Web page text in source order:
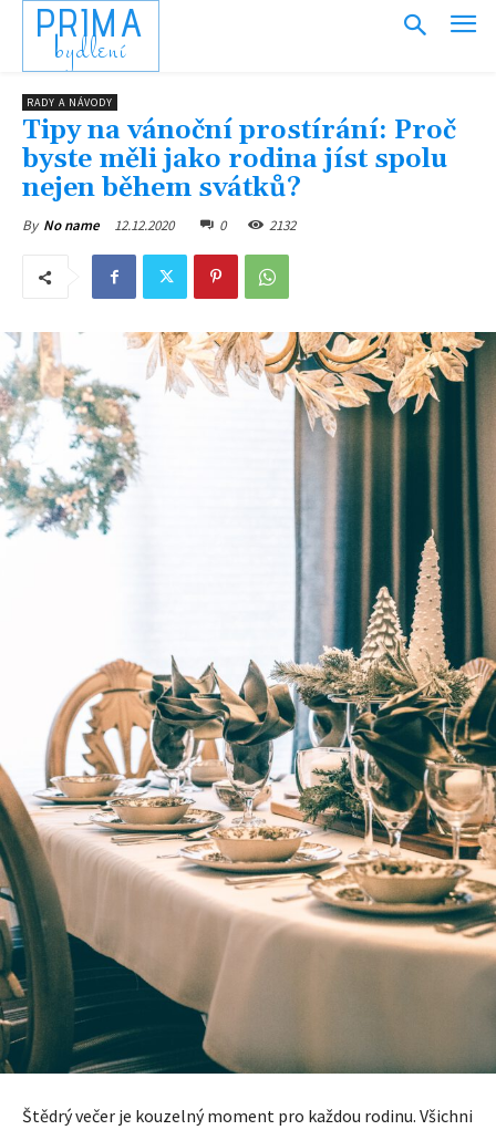
PRIMA
bydlení
RADY A NÁVODY
Tipy na vánoční prostírání: Proč
byste měli jako rodina jíst spolu
nejen během svátků?
By No name 12.12.2020 0 2132
Štědrý večer je kouzelný moment pro každou rodinu. Všichni